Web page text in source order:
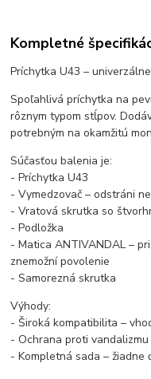
Kompletné
Príchytka U43 –
Spoľahlivá príchytka na
rôznym typom stĺpov.
potrebným na okamžitú
Súčasťou balenia je:
- Príchytka U43
- Vymedzovač – odstráni
- Vratová skrutka so
- Podložka
- Matica ANTIVANDAL –
znemožní povolenie
- Samorezná skrutka
Výhody:
- Široká kompatibilita –
- Ochrana proti
- Kompletná sada – žiadne